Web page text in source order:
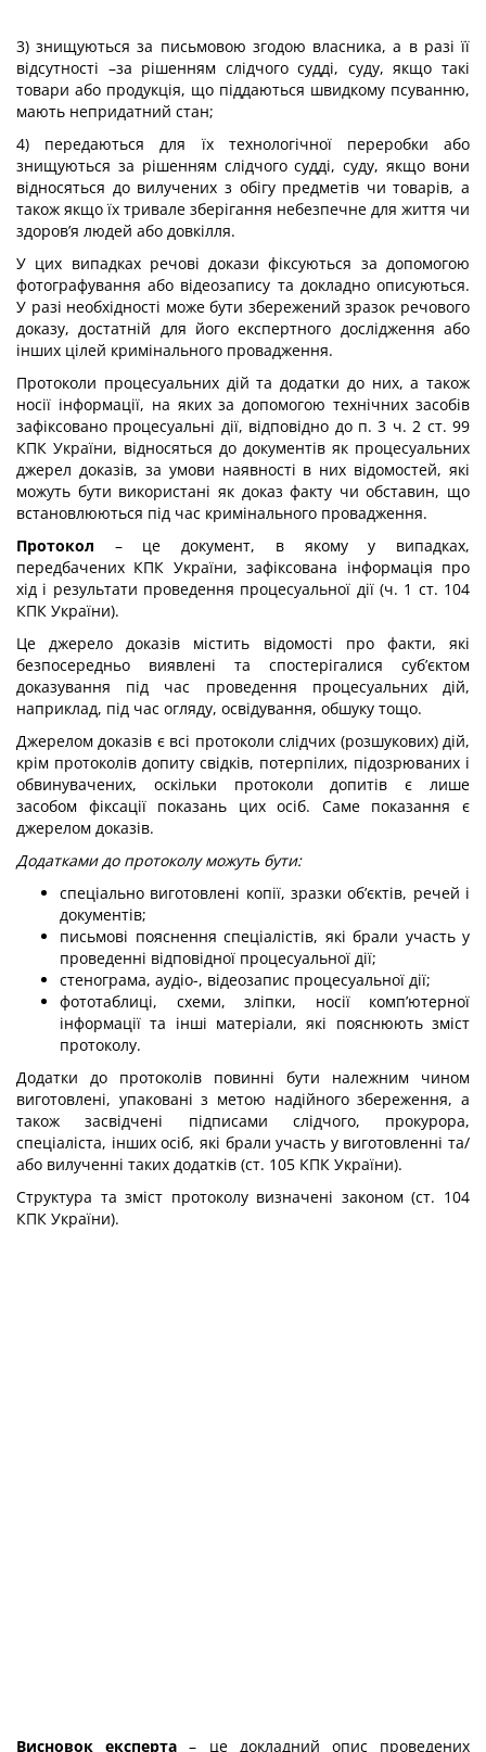
3) знищуються за письмовою згодою власника, а в разі її
відсутності –за рішенням слідчого судді, суду, якщо такі
товари або продукція, що піддаються швидкому псуванню,
мають непридатний стан;
4) передаються для їх технологічної переробки або
знищуються за рішенням слідчого судді, суду, якщо вони
відносяться до вилучених з обігу предметів чи товарів, а
також якщо їх тривале зберігання небезпечне для життя чи
здоров’я людей або довкілля.
У цих випадках речові докази фіксуються за допомогою
фотографування або відеозапису та докладно описуються.
У разі необхідності може бути збережений зразок речового
доказу, достатній для його експертного дослідження або
інших цілей кримінального провадження.
Протоколи процесуальних дій та додатки до них, а також
носії інформації, на яких за допомогою технічних засобів
зафіксовано процесуальні дії, відповідно до п. 3 ч. 2 ст. 99
КПК України, відносяться до документів як процесуальних
джерел доказів, за умови наявності в них відомостей, які
можуть бути використані як доказ факту чи обставин, що
встановлюються під час кримінального провадження.
Протокол – це документ, в якому у випадках,
передбачених КПК України, зафіксована інформація про
хід і результати проведення процесуальної дії (ч. 1 ст. 104
КПК України).
Це джерело доказів містить відомості про факти, які
безпосередньо виявлені та спостерігалися суб’єктом
доказування під час проведення процесуальних дій,
наприклад, під час огляду, освідування, обшуку тощо.
Джерелом доказів є всі протоколи слідчих (розшукових) дій,
крім протоколів допиту свідків, потерпілих, підозрюваних і
обвинувачених, оскільки протоколи допитів є лише
засобом фіксації показань цих осіб. Саме показання є
джерелом доказів.
Додатками до протоколу можуть бути:
спеціально виготовлені копії, зразки об’єктів, речей і
документів;
письмові пояснення спеціалістів, які брали участь у
проведенні відповідної процесуальної дії;
стенограма, аудіо-, відеозапис процесуальної дії;
фототаблиці, схеми, зліпки, носії комп’ютерної
інформації та інші матеріали, які пояснюють зміст
протоколу.
Додатки до протоколів повинні бути належним чином
виготовлені, упаковані з метою надійного збереження, а
також засвідчені підписами слідчого, прокурора,
спеціаліста, інших осіб, які брали участь у виготовленні та/
або вилученні таких додатків (ст. 105 КПК України).
Структура та зміст протоколу визначені законом (ст. 104
КПК України).
Висновок експерта – це докладний опис проведених